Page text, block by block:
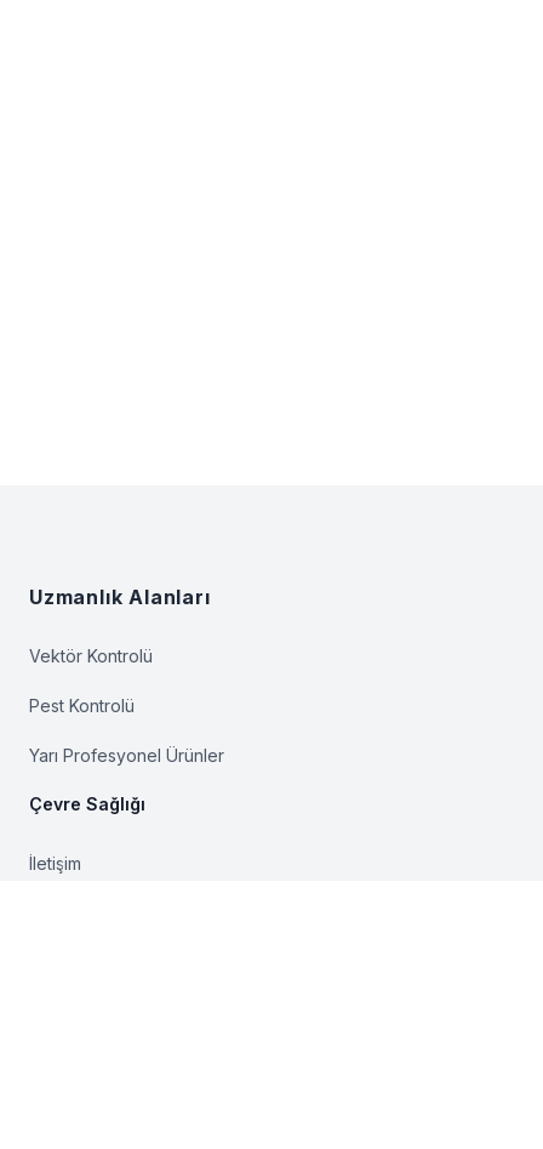
Uzmanlık Alanları
Vektör Kontrolü
Pest Kontrolü
Yarı Profesyonel Ürünler
Çevre Sağlığı
İletişim